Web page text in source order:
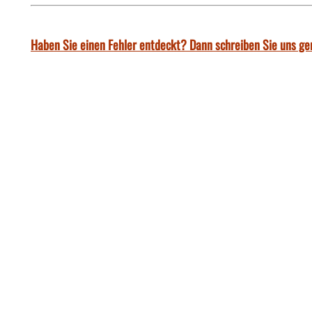
Haben Sie einen Fehler entdeckt? Dann schreiben Sie uns